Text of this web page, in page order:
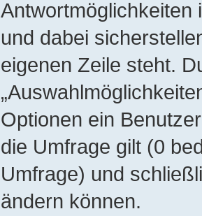
Antwortmöglichkeiten
und dabei
eigenen Zeile steht.
Optionen ein
die Umfrage gilt (0
Umfrage) und
ändern können.